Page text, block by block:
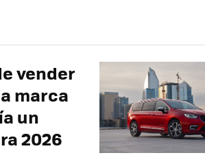
vender
marca
un
2026